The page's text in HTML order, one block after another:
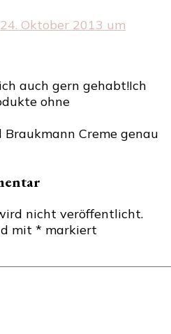
24. Oktober 2013 um
auch gern gehabt!Ich
ohne
Creme genau
nicht veröffentlicht.
mit * markiert